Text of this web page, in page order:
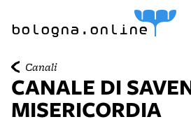
bologna.online
Canali
CANALE DI
MISERICORDIA